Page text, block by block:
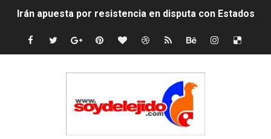
Irán apuesta por resistencia en disputa con Estados
Dominicana demanda Yankees por 10 millones de
Un derrumbe en el centro de Cuba deja dos personas
Condenan a dos 'streamers' franceses por torturar